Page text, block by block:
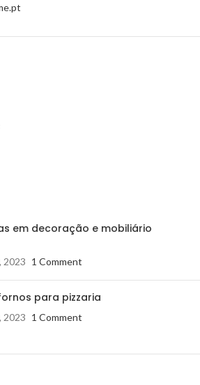
em decoração e mobiliário
2023 1 Comment
para pizzaria
2023 1 Comment